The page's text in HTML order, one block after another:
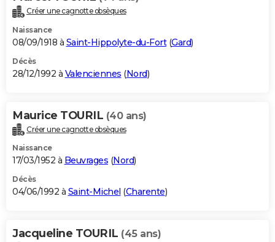
Créer une cagnotte obsèques
Naissance
08/09/1918 à Saint-Hippolyte-du-Fort(Gard)
Décès
28/12/1992 à Valenciennes (Nord)
Maurice TOURIL (40 ans)
Créer une cagnotte obsèques
Naissance
17/03/1952 à Beuvrages (Nord)
Décès
04/06/1992 à Saint-Michel (Charente)
Jacqueline TOURIL (45 ans)